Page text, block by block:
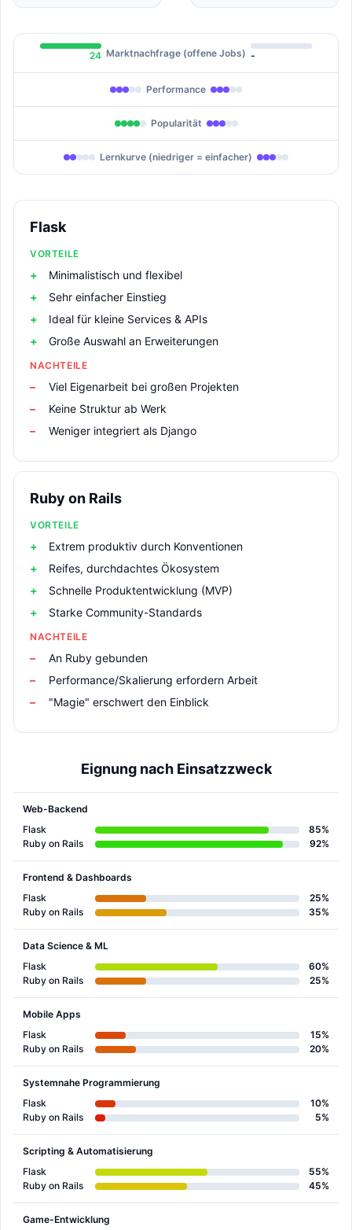
24 Marktnachfrage (offene Jobs) -
Performance
Popularität
Lernkurve (niedriger = einfacher)
Flask
VORTEILE
Minimalistisch und flexibel
Sehr einfacher Einstieg
Ideal für kleine Services & APIs
Große Auswahl an Erweiterungen
NACHTEILE
Viel Eigenarbeit bei großen Projekten
Keine Struktur ab Werk
Weniger integriert als Django
Ruby on Rails
VORTEILE
Extrem produktiv durch Konventionen
Reifes, durchdachtes Ökosystem
Schnelle Produktentwicklung (MVP)
Starke Community-Standards
NACHTEILE
An Ruby gebunden
Performance/Skalierung erfordern Arbeit
"Magie" erschwert den Einblick
Eignung nach Einsatzzweck
Web-Backend
Flask
85%
Ruby on Rails
92%
Frontend & Dashboards
Flask
25%
Ruby on Rails
35%
Data Science & ML
Flask
60%
Ruby on Rails
25%
Mobile Apps
Flask
15%
Ruby on Rails
20%
Systemnahe Programmierung
Flask
10%
Ruby on Rails
5%
Scripting & Automatisierung
Flask
55%
Ruby on Rails
45%
Game-Entwicklung